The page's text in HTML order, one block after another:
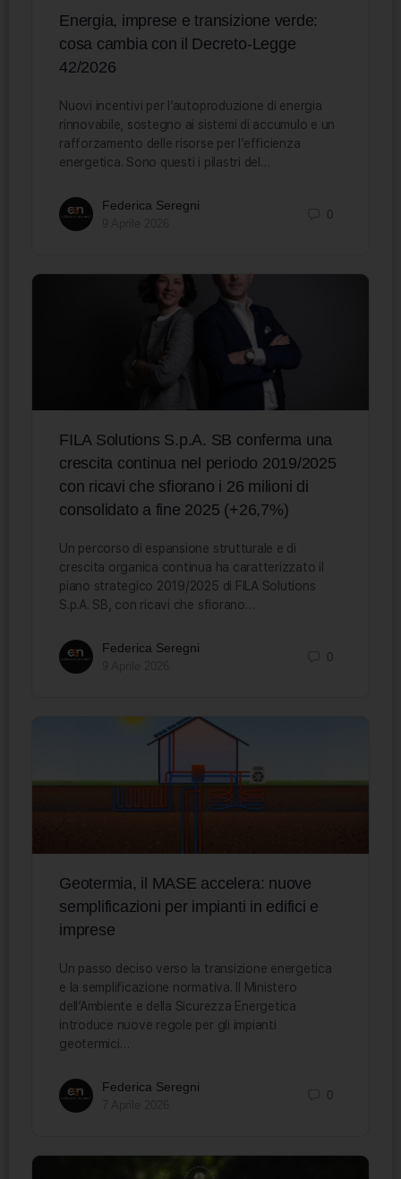
Energia, imprese e transizione verde:
cosa cambia con il Decreto-Legge
42/2026
Nuovi incentivi per l’autoproduzione di energia
rinnovabile, sostegno ai sistemi di accumulo e un
rafforzamento delle risorse per l’efficienza
energetica. Sono questi i pilastri del…
Federica Seregni
0
FILA Solutions S.p.A. SB conferma una
crescita continua nel periodo 2019/2025
con ricavi che sfiorano i 26 milioni di
consolidato a fine 2025 (+26,7%)
Un percorso di espansione strutturale e di
crescita organica continua ha caratterizzato il
piano strategico 2019/2025 di FILA Solutions
S.p.A. SB, con ricavi che sfiorano…
Federica Seregni
0
Geotermia, il MASE accelera: nuove
semplificazioni per impianti in edifici e
imprese
Un passo deciso verso la transizione energetica
e la semplificazione normativa. Il Ministero
dell’Ambiente e della Sicurezza Energetica
introduce nuove regole per gli impianti
geotermici…
Federica Seregni
0